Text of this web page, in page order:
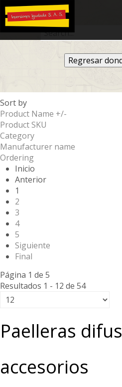
Regresar
Sort by
Product Name +/-
Product SKU
Category
Manufacturer name
Ordering
Inicio
Anterior
1
2
3
4
5
Siguiente
Final
Página 1 de 5
Resultados 1 - 12 de 54
Paelleras
accesorios